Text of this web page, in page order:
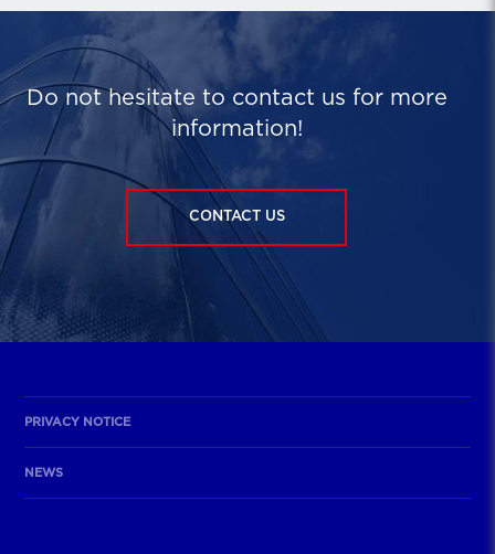
Do not hesitate to contact us for more
information!
CONTACT US
PRIVACY NOTICE
NEWS